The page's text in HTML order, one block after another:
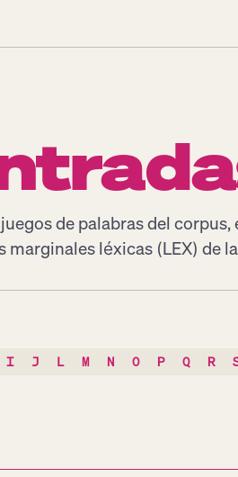
de palabras del corpus,
léxicas (LEX) de
I J L M N O P Q R